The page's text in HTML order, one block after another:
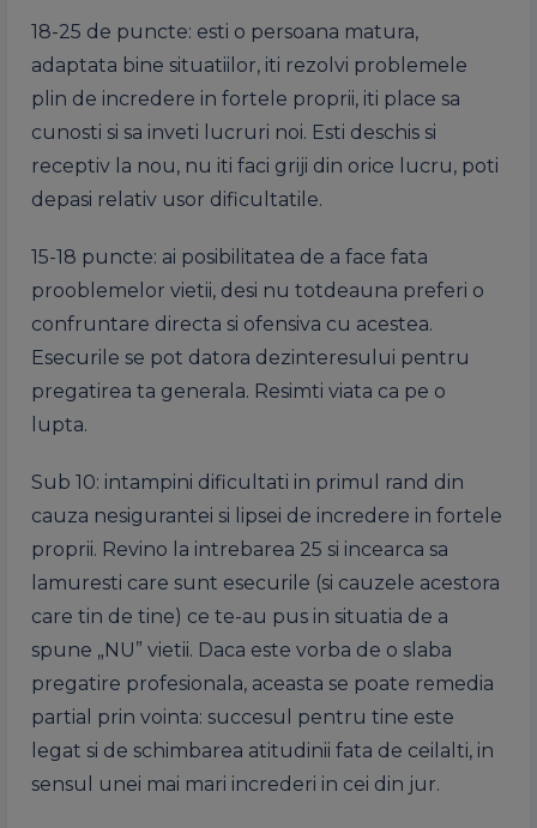
18-25 de puncte: esti o persoana matura,
adaptata bine situatiilor, iti rezolvi problemele
plin de incredere in fortele proprii, iti place sa
cunosti si sa inveti lucruri noi. Esti deschis si
receptiv la nou, nu iti faci griji din orice lucru, poti
depasi relativ usor dificultatile.
15-18 puncte: ai posibilitatea de a face fata
prooblemelor vietii, desi nu totdeauna preferi o
confruntare directa si ofensiva cu acestea.
Esecurile se pot datora dezinteresului pentru
pregatirea ta generala. Resimti viata ca pe o
lupta.
Sub 10: intampini dificultati in primul rand din
cauza nesigurantei si lipsei de incredere in fortele
proprii. Revino la intrebarea 25 si incearca sa
lamuresti care sunt esecurile (si cauzele acestora
care tin de tine) ce te-au pus in situatia de a
spune „NU” vietii. Daca este vorba de o slaba
pregatire profesionala, aceasta se poate remedia
partial prin vointa: succesul pentru tine este
legat si de schimbarea atitudinii fata de ceilalti, in
sensul unei mai mari increderi in cei din jur.